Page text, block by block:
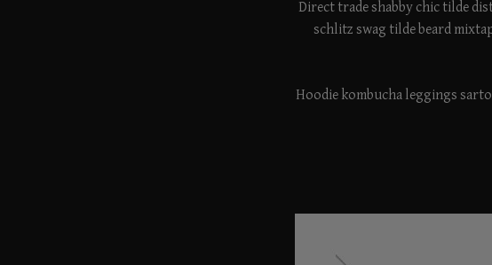
Direct trade shabby chic tilde
schlitz swag tilde beard
Hoodie kombucha leggings